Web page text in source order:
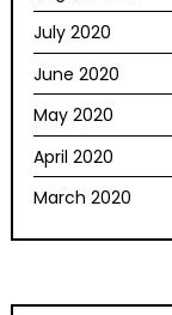
July 2020
June 2020
May 2020
April 2020
March 2020